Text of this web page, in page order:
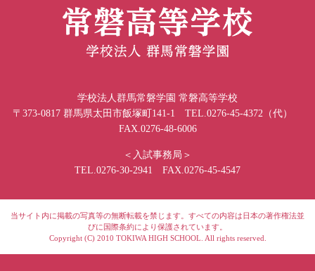
学校法人群馬常磐学園 常磐高等学校
〒373-0817 群馬県太田市飯塚町141-1 TEL.0276-45-4372（代）
FAX.0276-48-6006
＜入試事務局＞
TEL.0276-30-2941 FAX.0276-45-4547
当サイト内に掲載の写真等の無断転載を禁じます。すべての内容は日本の著作権法並
びに国際条約により保護されています。
Copyright (C) 2010 TOKIWA HIGH SCHOOL. All rights reserved.